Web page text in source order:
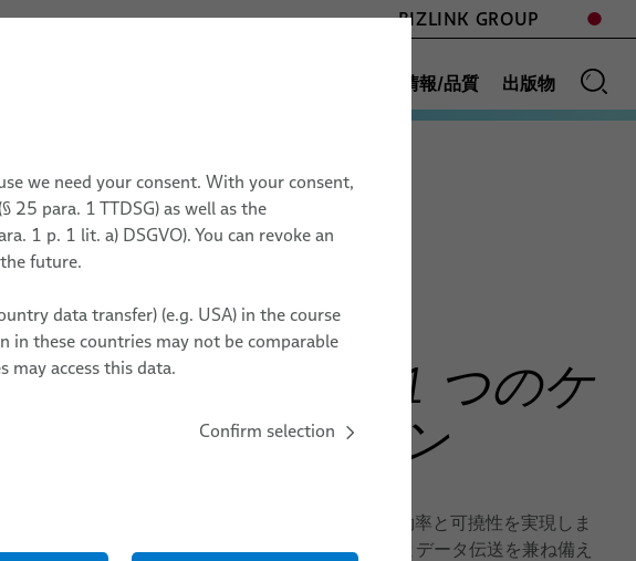
BIZLINK GROUP
ス
できるロボット & 試運転
PLC / オフラインプログラミ
会社情報/品質
オーガナイザーへ
出版物
イブ技術向けの 1 つのケ
ル ソリューション
MC 複合ケーブルは、新たなレベルの費用効率と可撓性を実現しま
革新的な設計により、単独のケーブルが電力供給とデータ伝送を兼ね備え
we need your consent. With your consent,
para. 1 TTDSG) as well as the
1 p. 1 lit. a) DSGVO). You can revoke an
future.
data transfer) (e.g. USA) in the course
in these countries may not be comparable
access this data.
Confirm selection